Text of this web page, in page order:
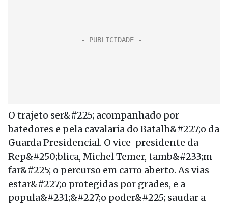
O trajeto ser&#225; acompanhado por
batedores e pela cavalaria do Batalh&#227;o da
Guarda Presidencial. O vice-presidente da
Rep&#250;blica, Michel Temer, tamb&#233;m
far&#225; o percurso em carro aberto. As vias
estar&#227;o protegidas por grades, e a
popula&#231;&#227;o poder&#225; saudar a